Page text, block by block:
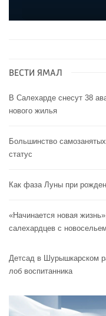
ВЕСТИ ЯМАЛ
В Салехарде снесут 38
нового жилья
Большинство
статус
Как фаза Луны при
«Начинается новая
салехардцев с новосельем
Детсад в Шурышкарском
лоб воспитанника